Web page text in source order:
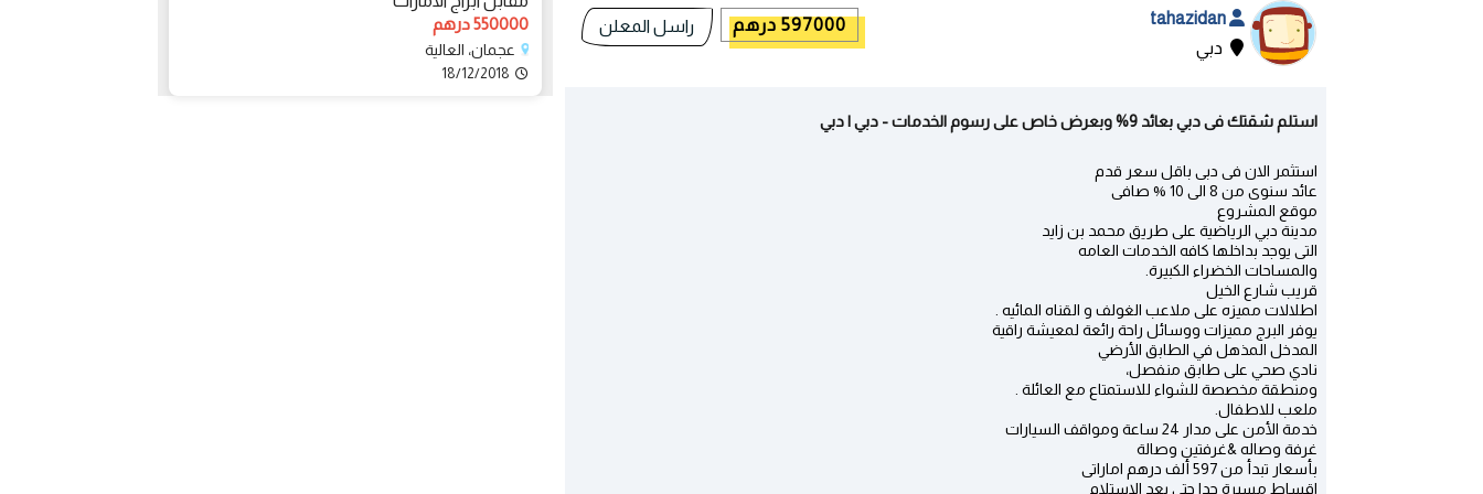
دبي
597000 درهم راسل المعلن
استلم شقتك فى دبي بعائد 9% وبعرض خاص على رسوم الخدمات - دبي | دبي
استثمر الان فى دبى باقل سعر قدم
عائد سنوى من 8 الى 10 % صافى
موقع المشروع
مدينة دبي الرياضية على طريق محمد بن زايد
التى يوجد بداخلها كافه الخدمات العامه
والمساحات الخضراء الكبيرة.
قريب شارع الخيل
اطلالات مميزه على ملاعب الغولف و القناه المائيه .
يوفر البرج مميزات ووسائل راحة رائعة لمعيشة راقية
المدخل المذهل في الطابق الأرضي
نادي صحي على طابق منفصل،
ومنطقة مخصصة للشواء للاستمتاع مع العائلة .
ملعب للاطفال.
خدمة الأمن على مدار 24 ساعة ومواقف السيارات
غرفة وصاله &غرفتين وصالة
بأسعار تبدأ من 597 ألف درهم اماراتى
اقساط مسيرة جدا حتى بعد الاستلام
550000 درهم
عجمان، العالية
18/12/2018